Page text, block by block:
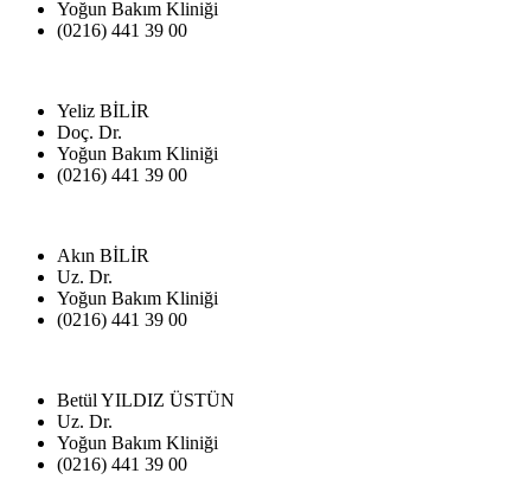
Yoğun Bakım Kliniği
(0216) 441 39 00
Yeliz BİLİR
Doç. Dr.
Yoğun Bakım Kliniği
(0216) 441 39 00
Akın BİLİR
Uz. Dr.
Yoğun Bakım Kliniği
(0216) 441 39 00
Betül YILDIZ ÜSTÜN
Uz. Dr.
Yoğun Bakım Kliniği
(0216) 441 39 00